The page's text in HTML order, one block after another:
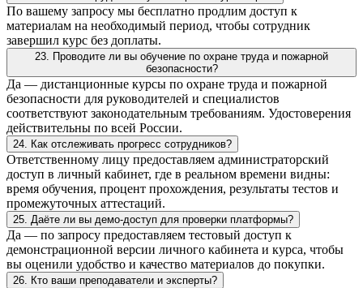
По вашему запросу мы бесплатно продлим доступ к
материалам на необходимый период, чтобы сотрудник
завершил курс без доплаты.
23. Проводите ли вы обучение по охране труда и пожарной
безопасности?
Да — дистанционные курсы по охране труда и пожарной
безопасности для руководителей и специалистов
соответствуют законодательным требованиям. Удостоверения
действительны по всей России.
24. Как отслеживать прогресс сотрудников?
Ответственному лицу предоставляем администраторский
доступ в личный кабинет, где в реальном времени видны:
время обучения, процент прохождения, результаты тестов и
промежуточных аттестаций.
25. Даёте ли вы демо-доступ для проверки платформы?
Да — по запросу предоставляем тестовый доступ к
демонстрационной версии личного кабинета и курса, чтобы
вы оценили удобство и качество материалов до покупки.
26. Кто ваши преподаватели и эксперты?